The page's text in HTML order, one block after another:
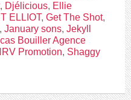
, Djélicious, Ellie
ELLIOT, Get The Shot,
, January sons, Jekyll
Bouiller Agence
Promotion, Shaggy